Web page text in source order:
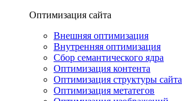
Оптимизация сайта
Внешняя оптимизация
Внутренняя оптимизация
Сбор семантического ядра
Оптимизация контента
Оптимизация структуры сайта
Оптимизация метатегов